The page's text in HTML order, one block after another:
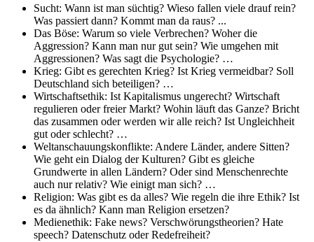
Sucht: Wann ist man süchtig? Wieso fallen viele drauf rein?
Was passiert dann? Kommt man da raus? ...
Das Böse: Warum so viele Verbrechen? Woher die
Aggression? Kann man nur gut sein? Wie umgehen mit
Aggressionen? Was sagt die Psychologie? …
Krieg: Gibt es gerechten Krieg? Ist Krieg vermeidbar? Soll
Deutschland sich beteiligen? …
Wirtschaftsethik: Ist Kapitalismus ungerecht? Wirtschaft
regulieren oder freier Markt? Wohin läuft das Ganze? Bricht
das zusammen oder werden wir alle reich? Ist Ungleichheit
gut oder schlecht? …
Weltanschauungskonflikte: Andere Länder, andere Sitten?
Wie geht ein Dialog der Kulturen? Gibt es gleiche
Grundwerte in allen Ländern? Oder sind Menschenrechte
auch nur relativ? Wie einigt man sich? …
Religion: Was gibt es da alles? Wie regeln die ihre Ethik? Ist
es da ähnlich? Kann man Religion ersetzen?
Medienethik: Fake news? Verschwörungstheorien? Hate
speech? Datenschutz oder Redefreiheit?